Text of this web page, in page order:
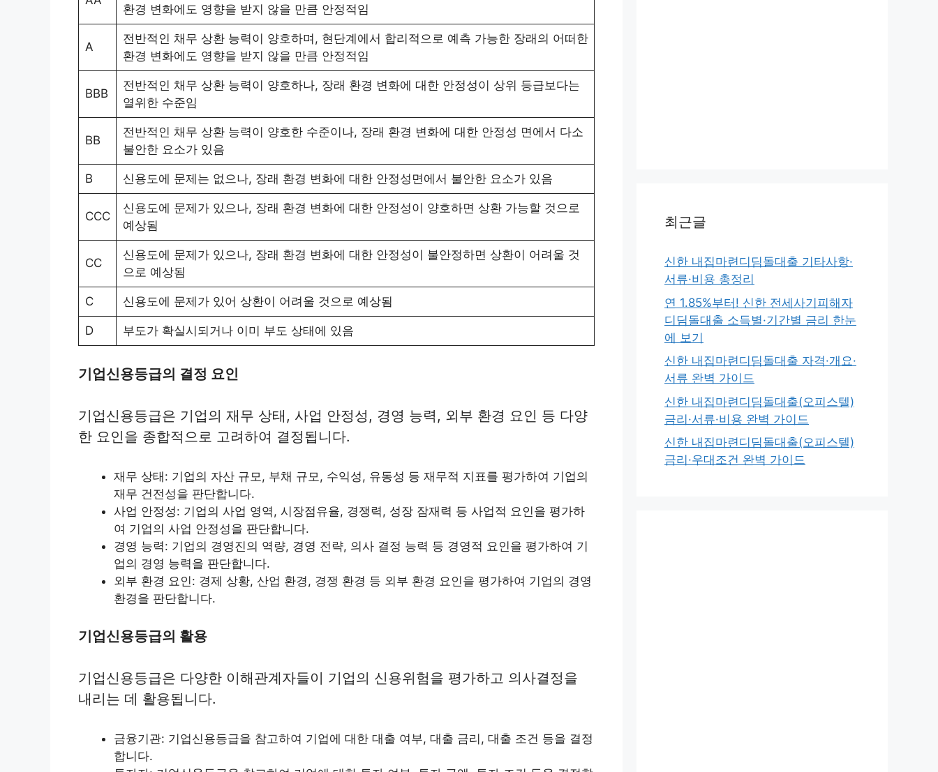
환경 변화에도 영향을 받지 않을 만큼 안정적임
A
전반적인 채무 상환 능력이 양호하며, 현단계에서 합리적으로 예측 가능한 장래의 어떠한
환경 변화에도 영향을 받지 않을 만큼 안정적임
BBB
전반적인 채무 상환 능력이 양호하나, 장래 환경 변화에 대한 안정성이 상위 등급보다는
열위한 수준임
BB
전반적인 채무 상환 능력이 양호한 수준이나, 장래 환경 변화에 대한 안정성 면에서 다소
불안한 요소가 있음
B 신용도에 문제는 없으나, 장래 환경 변화에 대한 안정성면에서 불안한 요소가 있음
CCC
신용도에 문제가 있으나, 장래 환경 변화에 대한 안정성이 양호하면 상환 가능할 것으로
예상됨
CC
신용도에 문제가 있으나, 장래 환경 변화에 대한 안정성이 불안정하면 상환이 어려울 것
으로 예상됨
C 신용도에 문제가 있어 상환이 어려울 것으로 예상됨
D 부도가 확실시되거나 이미 부도 상태에 있음
기업신용등급의 결정 요인
기업신용등급은 기업의 재무 상태, 사업 안정성, 경영 능력, 외부 환경 요인 등 다양
한 요인을 종합적으로 고려하여 결정됩니다.
재무 상태: 기업의 자산 규모, 부채 규모, 수익성, 유동성 등 재무적 지표를 평가하여 기업의
재무 건전성을 판단합니다.
사업 안정성: 기업의 사업 영역, 시장점유율, 경쟁력, 성장 잠재력 등 사업적 요인을 평가하
여 기업의 사업 안정성을 판단합니다.
경영 능력: 기업의 경영진의 역량, 경영 전략, 의사 결정 능력 등 경영적 요인을 평가하여 기
업의 경영 능력을 판단합니다.
외부 환경 요인: 경제 상황, 산업 환경, 경쟁 환경 등 외부 환경 요인을 평가하여 기업의 경영
환경을 판단합니다.
기업신용등급의 활용
기업신용등급은 다양한 이해관계자들이 기업의 신용위험을 평가하고 의사결정을
내리는 데 활용됩니다.
금융기관: 기업신용등급을 참고하여 기업에 대한 대출 여부, 대출 금리, 대출 조건 등을 결정
합니다.
최근글
신한 내집마련디딤돌대출 기타사항·
서류·비용 총정리
연 1.85%부터! 신한 전세사기피해자
디딤돌대출 소득별·기간별 금리 한눈
에 보기
신한 내집마련디딤돌대출 자격·개요·
서류 완벽 가이드
신한 내집마련디딤돌대출(오피스텔)
금리·서류·비용 완벽 가이드
신한 내집마련디딤돌대출(오피스텔)
금리·우대조건 완벽 가이드